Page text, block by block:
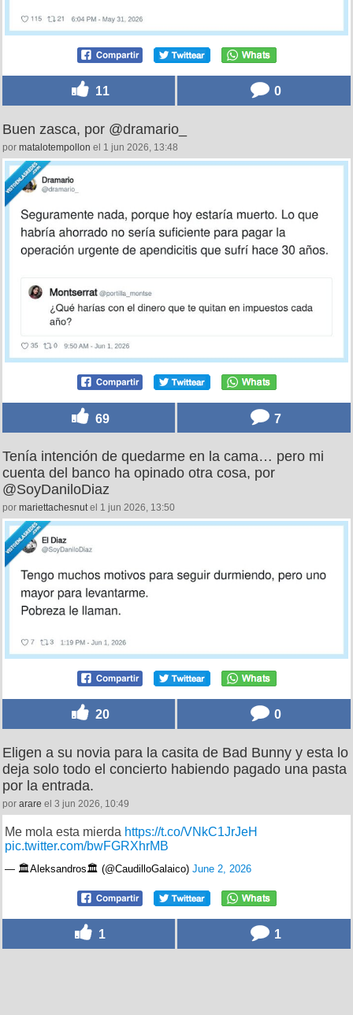
11 0
Buen zasca, por @dramario_
por matalotempollon el 1 jun 2026, 13:48
69 7
Tenía intención de quedarme en la cama… pero mi
cuenta del banco ha opinado otra cosa, por
@SoyDaniloDiaz
por mariettachesnutel 1 jun 2026, 13:50
20 0
Eligen a su novia para la casita de Bad Bunny y esta lo
deja solo todo el concierto habiendo pagado una pasta
por la entrada.
por arare el 3 jun 2026, 10:49
Me mola esta mierda https://t.co/VNkC1JrJeH
pic.twitter.com/bwFGRXhrMB
— 🏛️Aleksandros🏛️ (@CaudilloGalaico) June 2, 2026
1 1